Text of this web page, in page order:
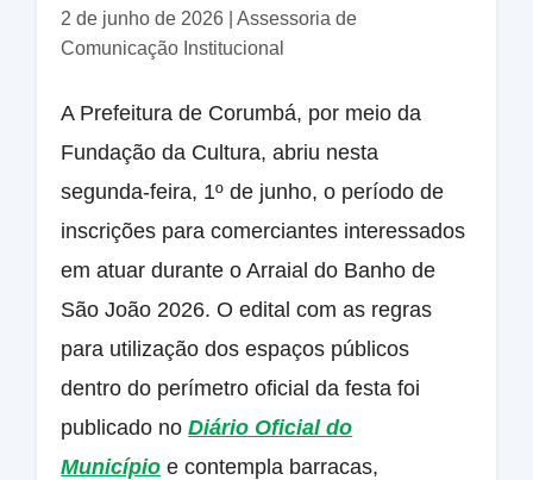
2 de junho de 2026 |Assessoria de
Comunicação Institucional
A Prefeitura de Corumbá, por meio da
Fundação da Cultura, abriu nesta
segunda-feira, 1º de junho, o período de
inscrições para comerciantes interessados
em atuar durante o Arraial do Banho de
São João 2026. O edital com as regras
para utilização dos espaços públicos
dentro do perímetro oficial da festa foi
publicado noDiário Oficial do
Município e contempla barracas,